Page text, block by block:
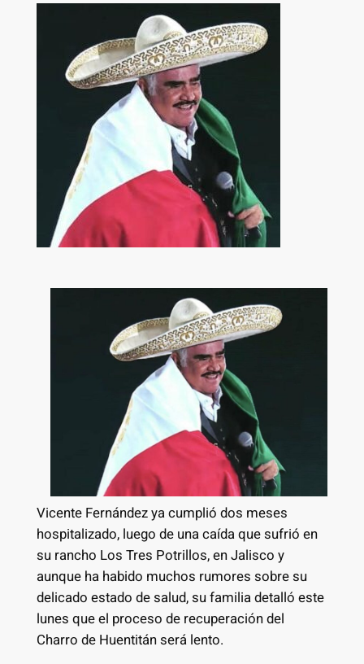
Vicente Fernández ya cumplió dos meses
hospitalizado, luego de una caída que sufrió en
su rancho Los Tres Potrillos, en Jalisco y
aunque ha habido muchos rumores sobre su
delicado estado de salud, su familia detalló este
lunes que el proceso de recuperación del
Charro de Huentitán será lento.